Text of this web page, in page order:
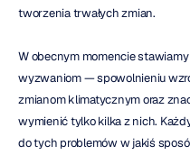
tworzenia trwałych zmian.
W obecnym momencie
wyzwaniom — spowolnieniu
zmianom klimatycznym oraz
wymienić tylko kilka z nich.
do tych problemów w jakiś